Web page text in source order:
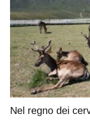
Nel regno dei